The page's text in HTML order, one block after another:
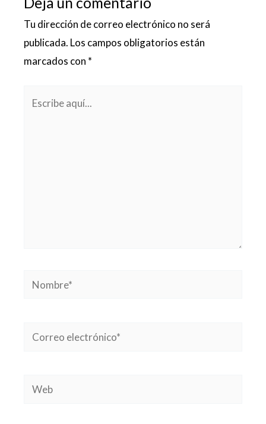
Tu dirección de correo electrónico no será
publicada. Los campos obligatorios están
marcados con *
Nombre*
Correo
Web